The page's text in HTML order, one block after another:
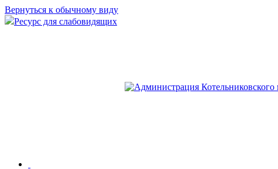
Вернуться к обычному виду
Ресурс для слабовидящих